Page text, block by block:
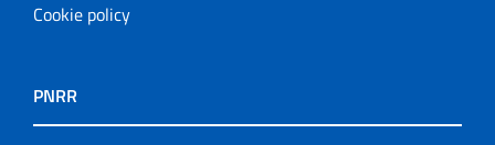
Cookie policy
PNRR